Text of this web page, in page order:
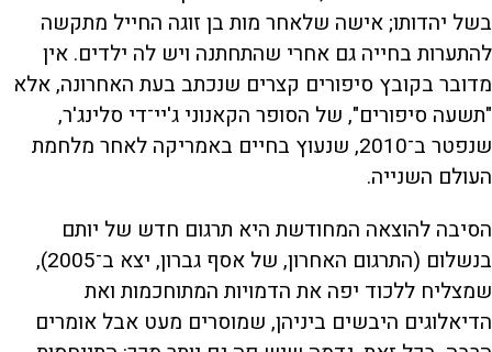
בשל יהדותו; אישה שלאחר מות בן זוגה החייל מתקשה
להתערות בחייה גם אחרי שהתחתנה ויש לה ילדים. אין
מדובר בקובץ סיפורים קצרים שנכתב בעת האחרונה, אלא
"תשעה סיפורים", של הסופר הקאנוני ג'יי־די סלינג'ר,
שנפטר ב־2010, שנעוץ בחיים באמריקה לאחר מלחמת
העולם השנייה.
הסיבה להוצאה המחודשת היא תרגום חדש של יותם
בנשלום (התרגום האחרון, של אסף גברון, יצא ב־2005),
שמצליח ללכוד יפה את הדמויות המתוחכמות ואת
הדיאלוגים היבשים ביניהן, שמוסרים מעט אבל אומרים